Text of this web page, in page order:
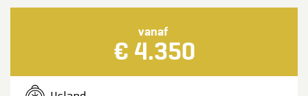
vanaf
€ 4.350